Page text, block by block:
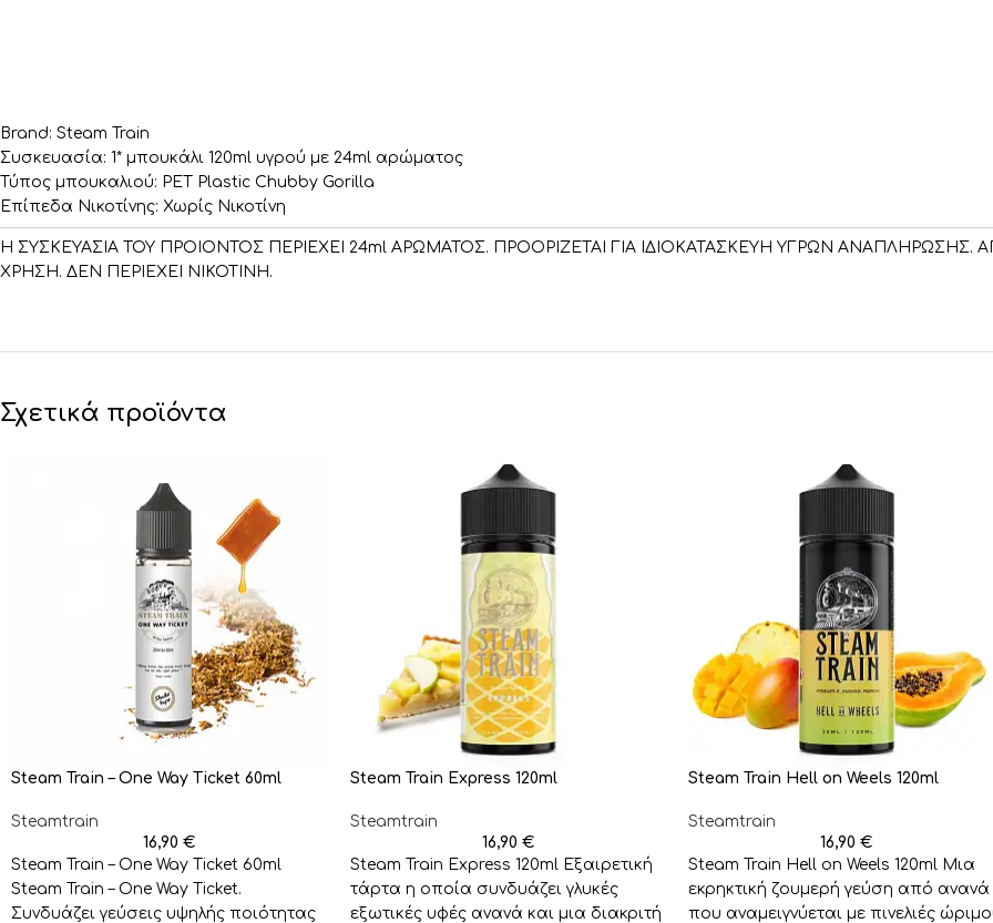
Brand: Steam Train
Συσκευασία: 1* μπουκάλι 120ml υγρού με 24ml αρώματος
Τύπος μπουκαλιού: PET Plastic Chubby Gorilla
Επίπεδα Νικοτίνης: Χωρίς Νικοτίνη
Η ΣΥΣΚΕΥΑΣΙΑ ΤΟΥ ΠΡΟΙΟΝΤΟΣ ΠΕΡΙΕΧΕΙ 24ml ΑΡΩΜΑΤΟΣ. ΠΡΟΟΡΙΖΕΤΑΙ ΓΙΑ ΙΔΙΟΚΑΤΑΣΚΕΥΗ ΥΓΡΩΝ ΑΝΑΠΛΗΡΩΣΗΣ.
ΧΡΗΣΗ. ΔΕΝ ΠΕΡΙΕΧΕΙ ΝΙΚΟΤΙΝΗ.
Σχετικά προϊόντα
Steam Train – One Way Ticket 60ml
Steamtrain
16,90€
Steam Train – One Way Ticket 60ml
Steam Train – One Way Ticket.
Συνδυάζει γεύσεις υψηλής ποιότητας
Steam Train Express 120ml
Steamtrain
16,90 €
Steam Train Express 120ml Εξαιρετική
τάρτα η οποία συνδυάζει γλυκές
εξωτικές υφές ανανά και μια διακριτή
Steam Train Hell on Weels 120ml
Steamtrain
16,90€
Steam Train Hell on Weels 120ml Μια
εκρηκτική ζουμερή γεύση από ανανά
που αναμειγνύεται με πινελιές